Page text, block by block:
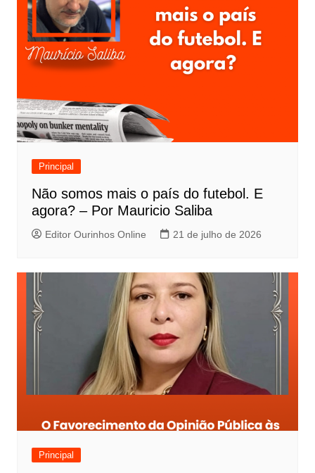
Principal
Não somos mais o país do futebol. E
agora? – Por Mauricio Saliba
Editor Ourinhos Online 21 de julho de 2026
Principal